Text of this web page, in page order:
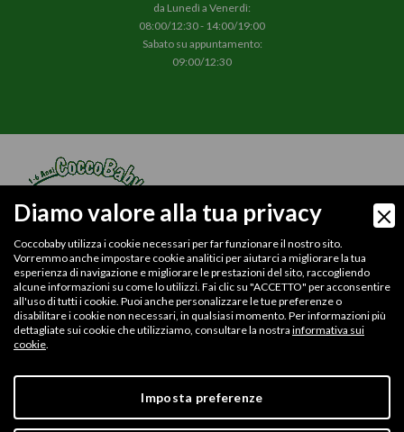
da Lunedì a Venerdì:
08:00/12:30 - 14:00/19:00
Sabato su appuntamento:
09:00/12:30
© 2026Confezioni Cetty Srl
P.iva/Cod.Fisc.: 04176990366
Num.REA. MO - 449332
Capitale sociale 10000,00 Euro
Digital Marketing
Diamo valore alla tua privacy
Coccobaby utilizza i cookie necessari per far funzionare il nostro sito.
Vorremmo anche impostare cookie analitici per aiutarci a migliorare la tua
esperienza di navigazione e migliorare le prestazioni del sito, raccogliendo
alcune informazioni su come lo utilizzi. Fai clic su "ACCETTO" per acconsentire
all'uso di tutti i cookie. Puoi anche personalizzare le tue preferenze o
disabilitare i cookie non necessari, in qualsiasi momento. Per informazioni più
dettagliate sui cookie che utilizziamo, consultare la nostra informativa sui
cookie.
Imposta preferenze